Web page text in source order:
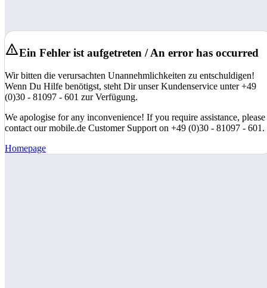
Ein Fehler ist aufgetreten / An error has occurred
Wir bitten die verursachten Unannehmlichkeiten zu entschuldigen!
Wenn Du Hilfe benötigst, steht Dir unser Kundenservice unter +49
(0)30 - 81097 - 601 zur Verfügung.
We apologise for any inconvenience! If you require assistance, please
contact our mobile.de Customer Support on +49 (0)30 - 81097 - 601.
Homepage